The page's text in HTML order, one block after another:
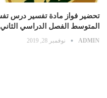
المتوسط الفصل الدراسي الثاني
ADMIN نوفمبر 28, 2019